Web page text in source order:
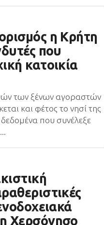
η Κρήτη
που
κατοικία
των ξένων αγοραστών
και φέτος το νησί της
που συνέλεξε
Χερσόνησο